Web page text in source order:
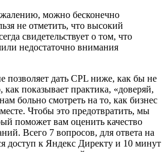
можно бесконечно
не отметить, что высокий
свидетельствует о том, что
недостаточно внимания
дать CPL ниже, как бы не
как показывает практика, «доверяй,
больно смотреть на то, как бизнес
Чтобы это предотвратить, мы
поможет вам оценить качество
Всего 7 вопросов, для ответа на
доступ к Яндекс Директу и 10 минут